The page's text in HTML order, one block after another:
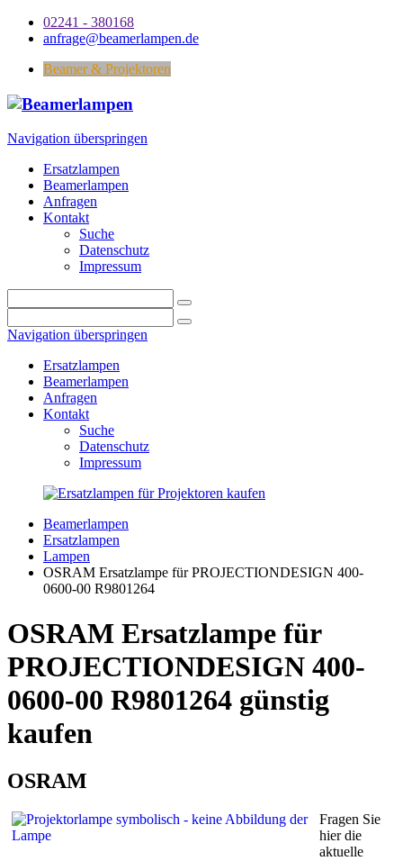
02241 - 380168
anfrage@beamerlampen.de
Beamer & Projektoren
Navigation überspringen
Ersatzlampen
Beamerlampen
Anfragen
Kontakt
Suche
Datenschutz
Impressum
Navigation überspringen
Ersatzlampen
Beamerlampen
Anfragen
Kontakt
Suche
Datenschutz
Impressum
Beamerlampen
Ersatzlampen
Lampen
OSRAM Ersatzlampe für PROJECTIONDESIGN 400-
0600-00 R9801264
OSRAM Ersatzlampe für
PROJECTIONDESIGN 400-
0600-00 R9801264 günstig
kaufen
OSRAM
Fragen Sie
hier die
aktuelle